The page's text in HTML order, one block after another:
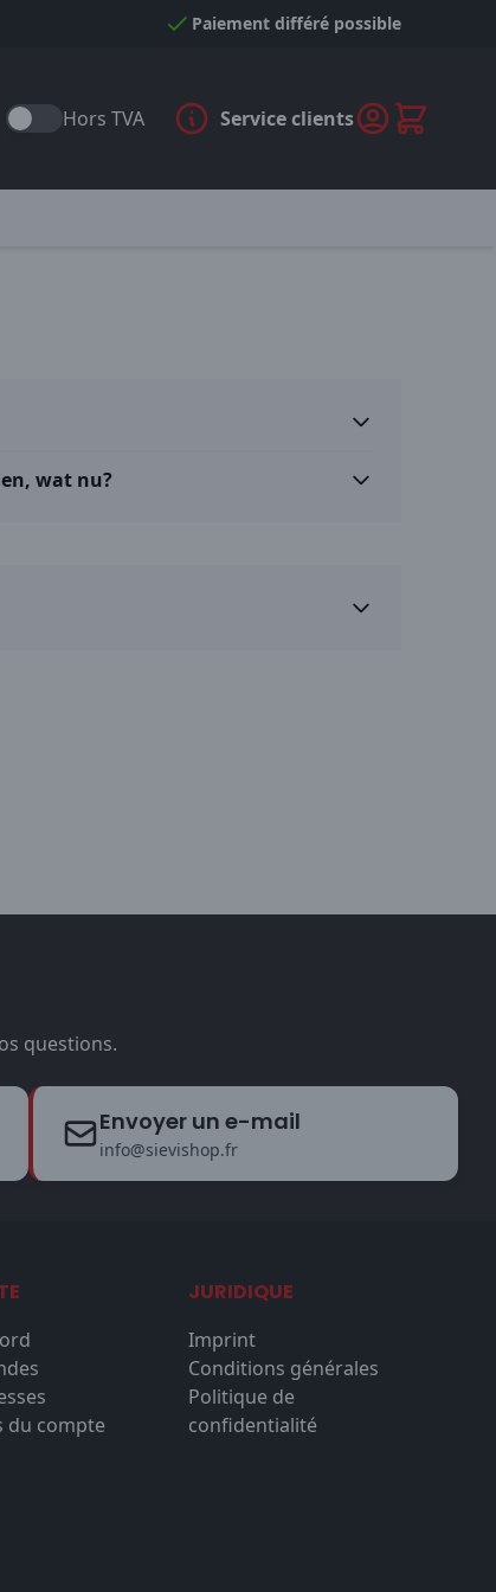
Paiement différé possible
Hors TVA Service clients
wat nu?
questions.
Envoyer un e-mail
info@sievishop.fr
compte
JURIDIQUE
Imprint
Conditions générales
Politique de
confidentialité